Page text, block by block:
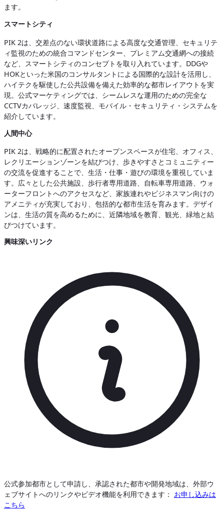
ます。
スマートシティ
PIK 2は、交差点のない環状道路による高度な交通管理、セキュリテ
ィ監視のための統合コマンドセンター、プレミアム交通網への接続
など、スマートシティのコンセプトを取り入れています。DDGや
HOKといった米国のコンサルタントによる国際的な設計を活用し、
ハイテクを駆使した公共設備を備えた効率的な都市レイアウトを実
現。公式マーケティングでは、シームレスな運用のための完全な
CCTVカバレッジ、速度監視、モバイル・セキュリティ・システムを
紹介しています。
人間中心
PIK 2は、戦略的に配置されたオープンスペースが住宅、オフィス、
レクリエーションゾーンを結びつけ、歩きやすさとコミュニティー
の交流を促進することで、生活・仕事・遊びの環境を重視していま
す。広々とした公共施設、歩行者専用道路、自転車専用道路、ウォ
ーターフロントへのアクセスなど、家族連れやビジネスマン向けの
アメニティが充実しており、包括的な都市生活を育みます。デザイ
ンは、生活の質を高めるために、近隣地域を教育、観光、緑地と結
びつけています。
興味深いリンク
公式参加都市として申請し、承認された都市や開発地域は、外部ウ
ェブサイトへのリンクやビデオ機能を利用できます： お申し込みは
こちら